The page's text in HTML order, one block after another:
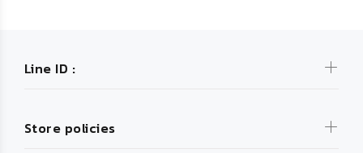
Line ID :
Store policies